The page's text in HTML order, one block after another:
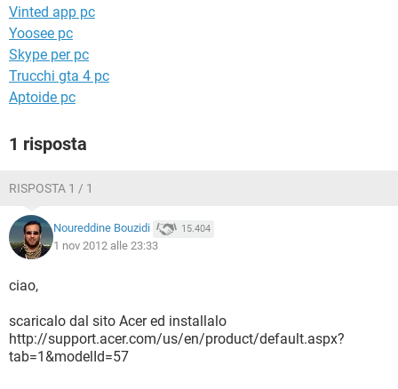
Vinted app pc
Yoosee pc
Skype per pc
Trucchi gta 4 pc
Aptoide pc
1 risposta
RISPOSTA 1 / 1
Noureddine Bouzidi 15.404
1 nov 2012 alle 23:33
ciao,
scaricalo dal sito Acer ed installalo
http://support.acer.com/us/en/product/default.aspx?
tab=1&modelId=57